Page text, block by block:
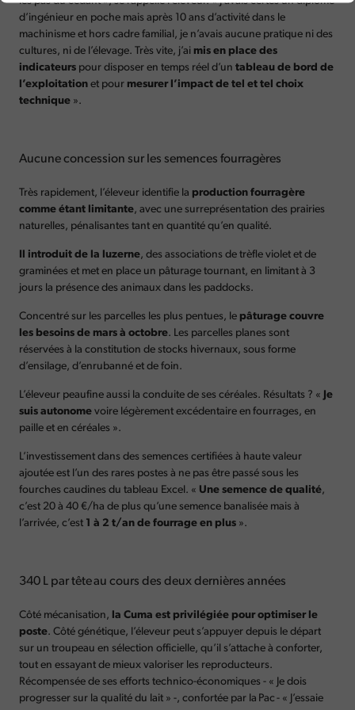
d’ingénieur en poche mais après 10 ans d’activité dans le
machinisme et hors cadre familial, je n’avais aucune pratique ni des
cultures, ni de l’élevage. Très vite, j’ai mis en place des
indicateurs pour disposer en temps réel d’un tableau de bord de
l’exploitation et pour mesurer l’impact de tel et tel choix
technique ».
Aucune concession sur les semences fourragères
Très rapidement, l’éleveur identifie la production fourragère
comme étant limitante, avec une surreprésentation des prairies
naturelles, pénalisantes tant en quantité qu’en qualité.
Il introduit de la luzerne, des associations de trèfle violet et de
graminées et met en place un pâturage tournant, en limitant à 3
jours la présence des animaux dans les paddocks.
Concentré sur les parcelles les plus pentues, le pâturage couvre
les besoins de mars à octobre. Les parcelles planes sont
réservées à la constitution de stocks hivernaux, sous forme
d’ensilage, d’enrubanné et de foin.
L’éleveur peaufine aussi la conduite de ses céréales. Résultats ? « Je
suis autonome voire légèrement excédentaire en fourrages, en
paille et en céréales ».
L’investissement dans des semences certifiées à haute valeur
ajoutée est l’un des rares postes à ne pas être passé sous les
fourches caudines du tableau Excel. « Une semence de qualité,
c’est 20 à 40 €/ha de plus qu’une semence banalisée mais à
l’arrivée, c’est 1 à 2 t/an de fourrage en plus ».
340 L par tête au cours des deux dernières années
Côté mécanisation, la Cuma est privilégiée pour optimiser le
poste. Côté génétique, l’éleveur peut s’appuyer depuis le départ
sur un troupeau en sélection officielle, qu’il s’attache à conforter,
tout en essayant de mieux valoriser les reproducteurs.
Récompensée de ses efforts technico-économiques - « Je dois
progresser sur la qualité du lait » -, confortée par la Pac - « J’essaie